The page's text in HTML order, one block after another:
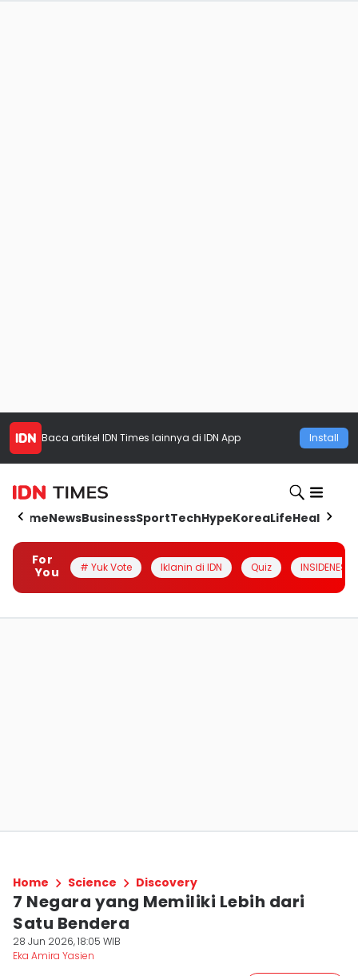
Baca artikel IDN Times lainnya di IDN App Install
HomeNewsBusinessSportTechHypeKoreaLifeHealth
For
You
# Yuk Vote Iklanin di IDN Quiz INSIDENESIA
Home Science Discovery
7 Negara yang Memiliki Lebih dari
Satu Bendera
28 Jun 2026, 18:05 WIB
Eka Amira Yasien